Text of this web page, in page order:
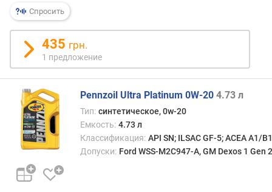
и
й
о
б
ъ
е
м
(
л
)
с
о
Спросить
435 грн.
1 предложение
Pennzoil Ultra Platinum 0W-20 4.73 л
Тип: синтетическое, 0w-20
Емкость: 4.73 л
Классификация: API SN; ILSAC GF-5; ACEA A1/B1
Допуски: Ford WSS-M2C947-A, GM Dexos 1 Gen